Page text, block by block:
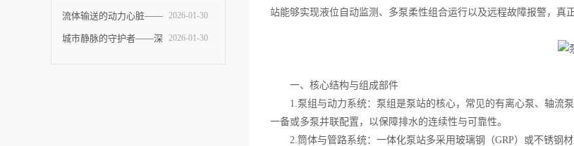
术挑战
智能泵站技术革新与未来
展望
流体输送的动力心脏——
全面剖析提升泵站的设计
2026-01-30
城市静脉的守护者——深 2026-01-30
站能够实现液位自动监测、多泵柔性组合运行以及远程故障报警，真
一、核心结构与组成部件
1.泵组与动力系统：泵组是泵站的核心，常见的有离心泵、轴流
一备或多泵并联配置，以保障排水的连续性与可靠性。
2.筒体与管路系统：一体化泵站多采用玻璃钢（GRP）或不锈钢